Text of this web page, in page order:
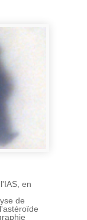
en
de